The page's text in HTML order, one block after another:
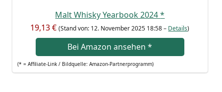
Malt Whis­ky Year­book 2024*
19,13 € (Stand von: 12. Novem­ber 2025 18:58 – Details)
Bei Ama­zon anse­hen*
(* = Affi­lia­te-Link / Bild­quel­le: Amazon-Partnerprogramm)